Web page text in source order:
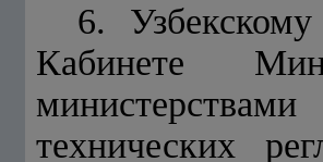
6.
Кабинете
технических